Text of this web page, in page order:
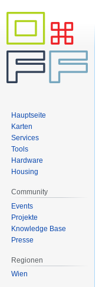
Hauptseite
Karten
Services
Tools
Hardware
Housing
Community
Events
Projekte
Knowledge Base
Presse
Regionen
Wien